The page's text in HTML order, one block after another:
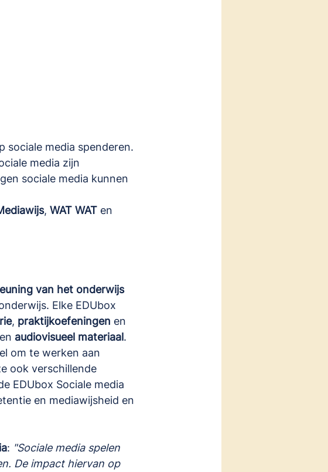
sociale media spenderen.
media zijn
sociale media kunnen
, WAT WAT en
van het onderwijs
Elke EDUbox
, praktijkoefeningen en
en audiovisueel materiaal.
om te werken aan
ook verschillende
EDUbox Sociale media
en mediawijsheid en
: "Sociale media spelen
De impact hiervan op